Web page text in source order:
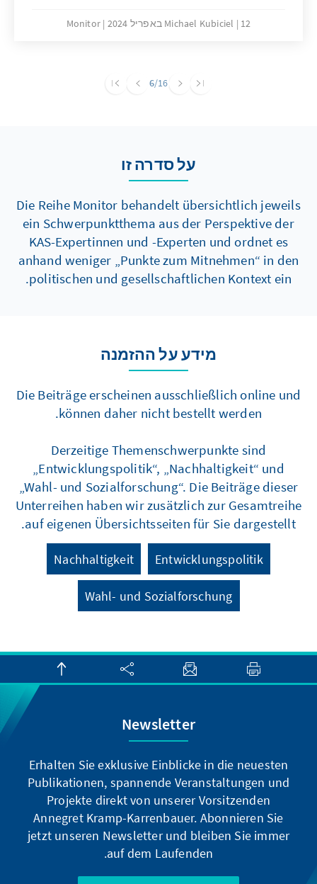
essenzielle Bedeutung eines ausgewogenen
die gesellschaftliche Einheit herausgestellt.
Michael Kubiciel 12 באפריל 2024 Monitor
6/16
על סדרה זו
Die Reihe Monitor behandelt übersichtlich jeweils
ein Schwerpunktthema aus der Perspektive der
KAS-Expertinnen und -Experten und ordnet es
anhand weniger „Punkte zum Mitnehmen“ in den
politischen und gesellschaftlichen Kontext ein.
מידע על ההזמנה
Die Beiträge erscheinen ausschließlich online und
können daher nicht bestellt werden.
Derzeitige Themenschwerpunkte sind
„Entwicklungspolitik“, „Nachhaltigkeit“ und
„Wahl- und Sozialforschung“. Die Beiträge dieser
Unterreihen haben wir zusätzlich zur Gesamtreihe
auf eigenen Übersichtsseiten für Sie dargestellt.
Entwicklungspolitik
Nachhaltigkeit
Wahl- und Sozialforschung
Newsletter
Erhalten Sie exklusive Einblicke in die neuesten
Publikationen, spannende Veranstaltungen und
Projekte direkt von unserer Vorsitzenden
Annegret Kramp-Karrenbauer. Abonnieren Sie
jetzt unseren Newsletter und bleiben Sie immer
auf dem Laufenden.